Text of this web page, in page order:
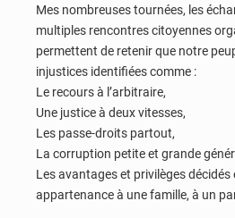
Mes nombreuses tournées, les
multiples rencontres citoyennes
permettent de retenir que notre
injustices identifiées comme :
Le recours à l’arbitraire,
Une justice à deux vitesses,
Les passe-droits partout,
La corruption petite et grande
Les avantages et privilèges décidés
appartenance à une famille, à un